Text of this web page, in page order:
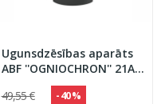
Ugunsdzēsības aparāts
ABF ''OGNIOCHRON'' 21A
233B 40F, 6litri'
49,55 € - 40 %